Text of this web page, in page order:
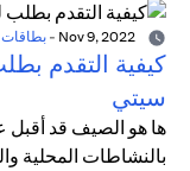
-بطاقات
كيفية التقدم
سيتي
ها هو الصيف قد أقبل
بالنشاطات المحلية